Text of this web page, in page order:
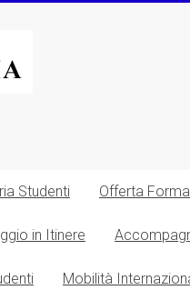
Studenti Offerta
in Itinere
Mobilità